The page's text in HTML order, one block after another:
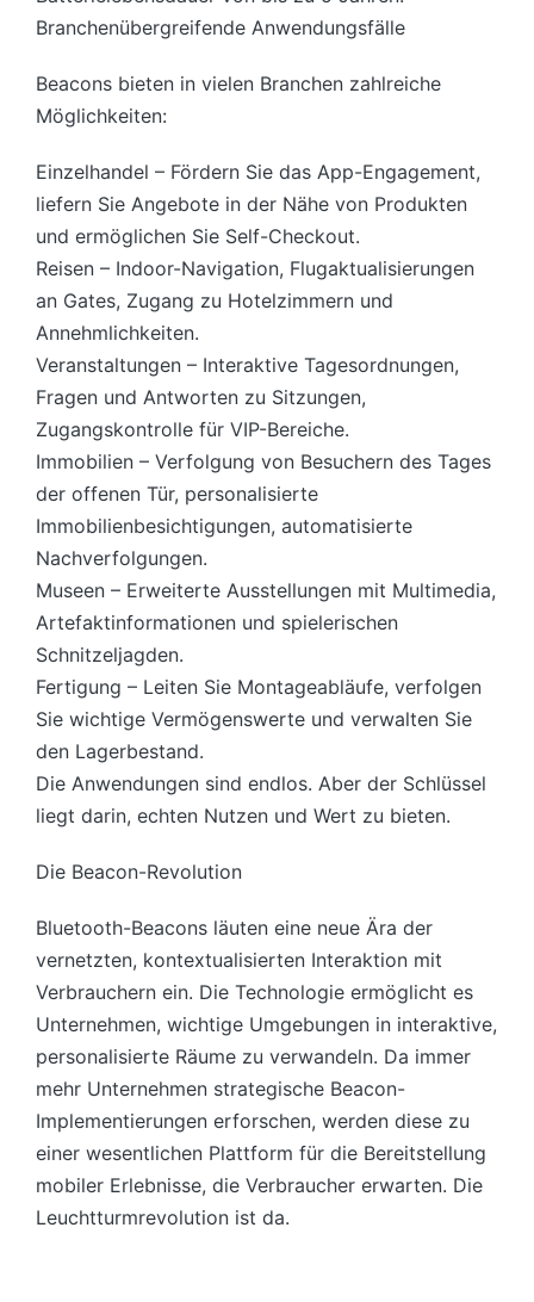
Branchenübergreifende Anwendungsfälle
Beacons bieten in vielen Branchen zahlreiche
Möglichkeiten:
Einzelhandel – Fördern Sie das App-Engagement,
liefern Sie Angebote in der Nähe von Produkten
und ermöglichen Sie Self-Checkout.
Reisen – Indoor-Navigation, Flugaktualisierungen
an Gates, Zugang zu Hotelzimmern und
Annehmlichkeiten.
Veranstaltungen – Interaktive Tagesordnungen,
Fragen und Antworten zu Sitzungen,
Zugangskontrolle für VIP-Bereiche.
Immobilien – Verfolgung von Besuchern des Tages
der offenen Tür, personalisierte
Immobilienbesichtigungen, automatisierte
Nachverfolgungen.
Museen – Erweiterte Ausstellungen mit Multimedia,
Artefaktinformationen und spielerischen
Schnitzeljagden.
Fertigung – Leiten Sie Montageabläufe, verfolgen
Sie wichtige Vermögenswerte und verwalten Sie
den Lagerbestand.
Die Anwendungen sind endlos. Aber der Schlüssel
liegt darin, echten Nutzen und Wert zu bieten.
Die Beacon-Revolution
Bluetooth-Beacons läuten eine neue Ära der
vernetzten, kontextualisierten Interaktion mit
Verbrauchern ein. Die Technologie ermöglicht es
Unternehmen, wichtige Umgebungen in interaktive,
personalisierte Räume zu verwandeln. Da immer
mehr Unternehmen strategische Beacon-
Implementierungen erforschen, werden diese zu
einer wesentlichen Plattform für die Bereitstellung
mobiler Erlebnisse, die Verbraucher erwarten. Die
Leuchtturmrevolution ist da.